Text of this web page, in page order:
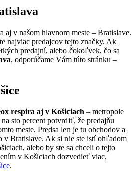
aj v našom hlavnom meste – Bratislave.
najviac predajcov tejto značky. Ak
predajní, alebo čokoľvek, čo sa
, odporúčame Vám túto stránku –
respira aj v Košiciach – metropole
sto percent potvrdiť, že predajňu
meste. Predsa len je tu obchodov a
v Bratislave. Ak si nie ste istí ohľadom
alebo by ste sa chceli o tejto
v Košiciach dozvedieť viac,
.